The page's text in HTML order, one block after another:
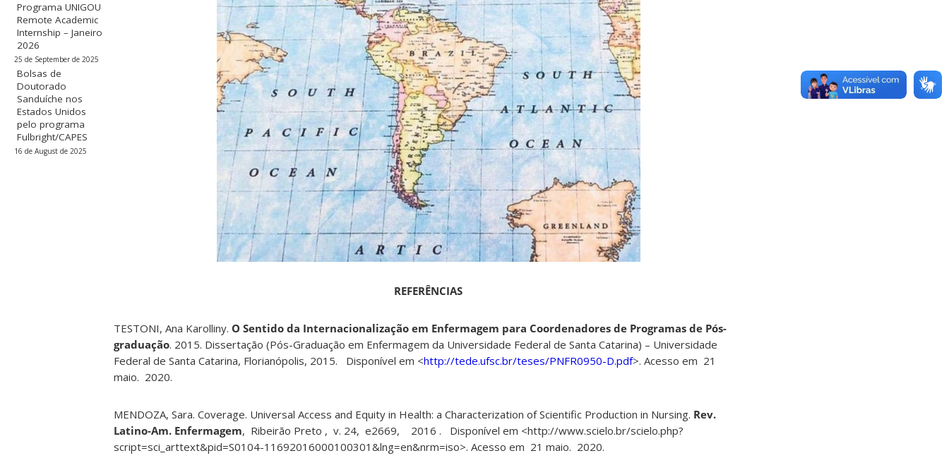
Programa UNIGOU
Remote Academic
Internship – Janeiro
2026
25 de September de 2025
Bolsas de
Doutorado
Sanduíche nos
Estados Unidos
pelo programa
Fulbright/CAPES
16 de August de 2025
REFERÊNCIAS
TESTONI, Ana Karolliny. O Sentido da Internacionalização em Enfermagem para Coordenadores de Programas de Pós-
graduação. 2015. Dissertação (Pós-Graduação em Enfermagem da Universidade Federal de Santa Catarina) – Universidade
Federal de Santa Catarina, Florianópolis, 2015. Disponível em <http://tede.ufsc.br/teses/PNFR0950-D.pdf>. Acesso em 21
maio. 2020.
MENDOZA, Sara. Coverage. Universal Access and Equity in Health: a Characterization of Scientific Production in Nursing. Rev.
Latino-Am. Enfermagem, Ribeirão Preto , v. 24, e2669, 2016 . Disponível em <http://www.scielo.br/scielo.php?
script=sci_arttext&pid=S0104-11692016000100301&lng=en&nrm=iso>. Acesso em 21 maio. 2020.